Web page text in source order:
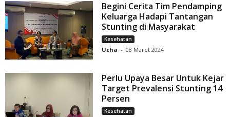
Begini Cerita Tim Pendamping
Keluarga Hadapi Tantangan
Stunting di Masyarakat
Kesehatan
Ucha - 08 Maret 2024
Perlu Upaya Besar Untuk Kejar
Target Prevalensi Stunting 14
Persen
Kesehatan